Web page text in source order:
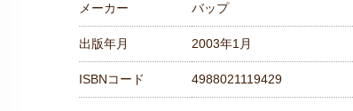
メーカー バップ
出版年月 2003年1月
ISBNコード 4988021119429